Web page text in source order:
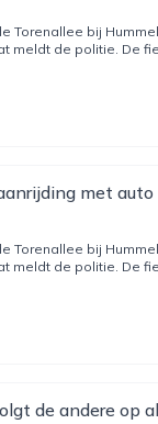
Torenallee bij
meldt de politie. De
met
Torenallee bij
meldt de politie. De
de andere op